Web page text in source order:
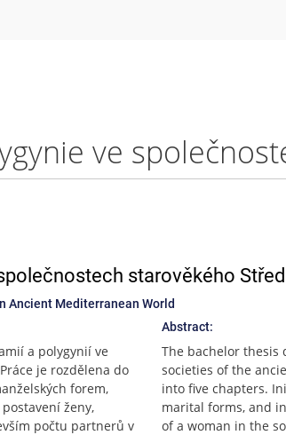
starověkého
Ancient Mediterranean World
a polygynií ve
je rozdělena do
forem,
ženy,
počtu partnerů v
Abstract:
The bachelor thesis
societies of the
into five chapters.
marital forms, and
of a woman in the